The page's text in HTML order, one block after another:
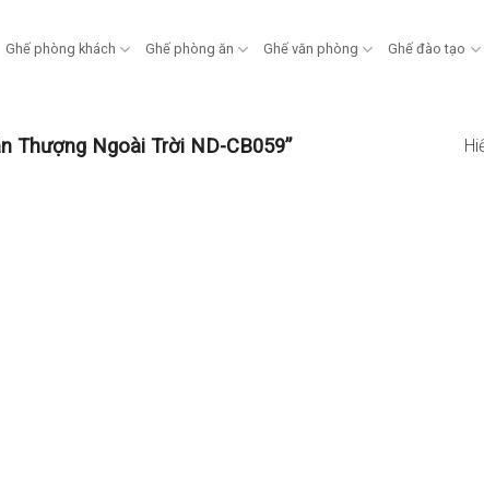
Ghế phòng khách Ghế phòng ăn Ghế văn phòng Ghế đào tạo
Thượng Ngoài Trời ND-CB059”